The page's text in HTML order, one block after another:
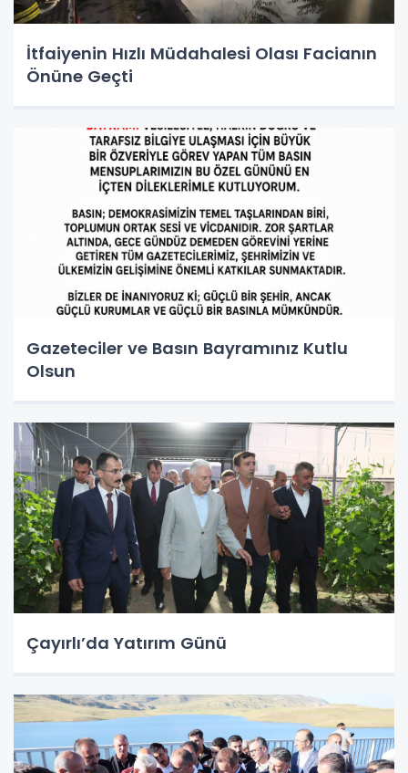
İtfaiyenin Hızlı Müdahalesi Olası Facianın
Önüne Geçti
Gazeteciler ve Basın Bayramınız Kutlu
Olsun
Çayırlı’da Yatırım Günü